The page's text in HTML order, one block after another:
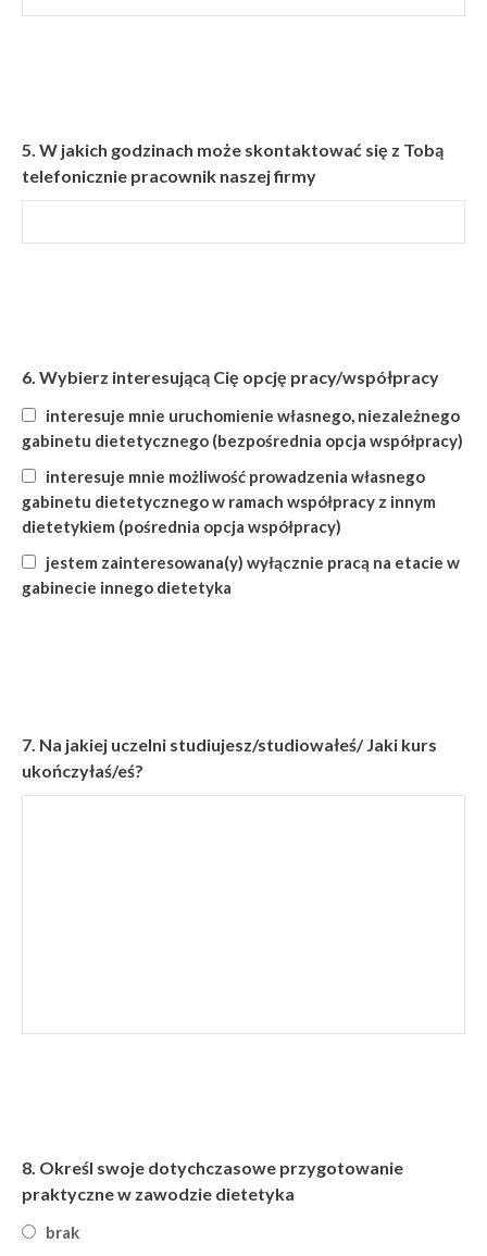
5. W jakich godzinach może skontaktować się z Tobą
telefonicznie pracownik naszej firmy
6. Wybierz interesującą Cię opcję pracy/współpracy
interesuje mnie uruchomienie własnego, niezależnego
gabinetu dietetycznego (bezpośrednia opcja współpracy)
interesuje mnie możliwość prowadzenia własnego
gabinetu dietetycznego w ramach współpracy z innym
dietetykiem (pośrednia opcja współpracy)
jestem zainteresowana(y) wyłącznie pracą na etacie w
gabinecie innego dietetyka
7. Na jakiej uczelni studiujesz/studiowałeś/ Jaki kurs
ukończyłaś/eś?
8. Określ swoje dotychczasowe przygotowanie
praktyczne w zawodzie dietetyka
brak